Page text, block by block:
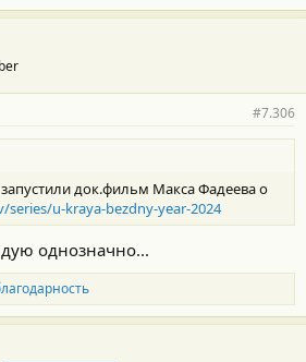
#7.306
док.фильм Макса Фадеева о
u-kraya-bezdny-year-2024
однозначно...